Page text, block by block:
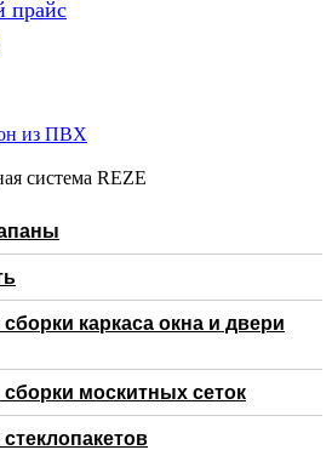
прайс
из ПВХ
система REZE
каркаса окна и двери
москитных сеток